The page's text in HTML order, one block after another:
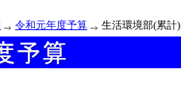
令和元年度予算 生活環境部(累計)